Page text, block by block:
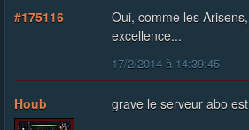
#175116
Oui, comme les
excellence...
17/2/2014 à 14:39:45
Houb grave le serveur abo